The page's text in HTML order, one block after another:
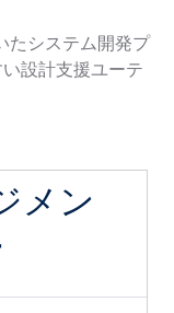
たシステム開発プ
設計支援ユーテ
メン